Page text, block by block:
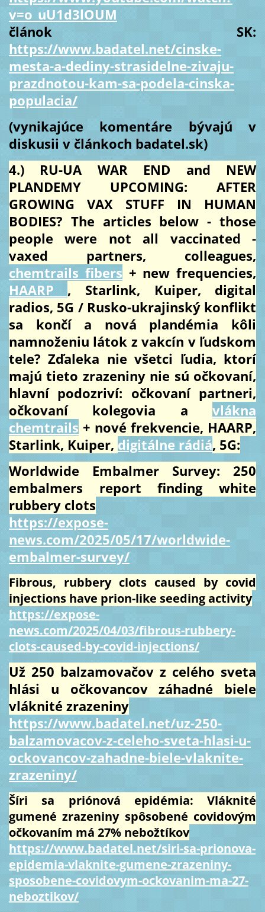
v=o_uU1d3lOUM
článok SK:
https://www.badatel.net/cinske-
mesta-a-dediny-strasidelne-zivaju-
prazdnotou-kam-sa-podela-cinska-
populacia/
(vynikajúce komentáre bývajú v
diskusii v článkoch badatel.sk)
4.) RU-UA WAR END and NEW
PLANDEMY UPCOMING: AFTER
GROWING VAX STUFF IN HUMAN
BODIES? The articles below - those
people were not all vaccinated -
vaxed partners, colleagues,
chemtrails fibers + new frequencies,
HAARP , Starlink, Kuiper, digital
radios, 5G / Rusko-ukrajinský konflikt
sa končí a nová plandémia kôli
namnoženiu látok z vakcín v ľudskom
tele? Zďaleka nie všetci ľudia, ktorí
majú tieto zrazeniny nie sú očkovaní,
hlavní podozriví: očkovaní partneri,
očkovaní kolegovia avlákna
chemtrails + nové frekvencie, HAARP,
Starlink, Kuiper, digitálne rádiá, 5G:
Worldwide Embalmer Survey: 250
embalmers report finding white
rubbery clots
https://expose-
news.com/2025/05/17/worldwide-
embalmer-survey/
Fibrous, rubbery clots caused by covid
injections have prion-like seeding activity
https://expose-
news.com/2025/04/03/fibrous-rubbery-
clots-caused-by-covid-injections/
Už 250 balzamovačov z celého sveta
hlási u očkovancov záhadné biele
vláknité zrazeniny
https://www.badatel.net/uz-250-
balzamovacov-z-celeho-sveta-hlasi-u-
ockovancov-zahadne-biele-vlaknite-
zrazeniny/
Šíri sa priónová epidémia: Vláknité
gumené zrazeniny spôsobené covidovým
očkovaním má 27% nebožtíkov
https://www.badatel.net/siri-sa-prionova-
epidemia-vlaknite-gumene-zrazeniny-
sposobene-covidovym-ockovanim-ma-27-
neboztikov/